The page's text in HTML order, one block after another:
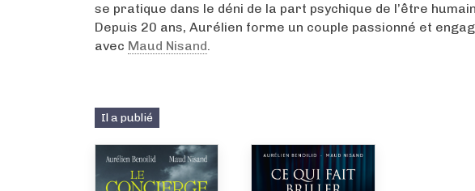
se pratique dans le déni de la part psychique de l’être
Depuis 20 ans, Aurélien forme un couple passionné et
avec Maud Nisand.
Il a publié